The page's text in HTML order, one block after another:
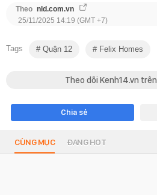
Theo nld.com.vn
25/11/2025 14:19 (GMT +7)
Tags Quận 12 Felix Homes
Theo dõi Kenh14.vn trên
Chia sẻ
CÙNG MỤC ĐANG HOT